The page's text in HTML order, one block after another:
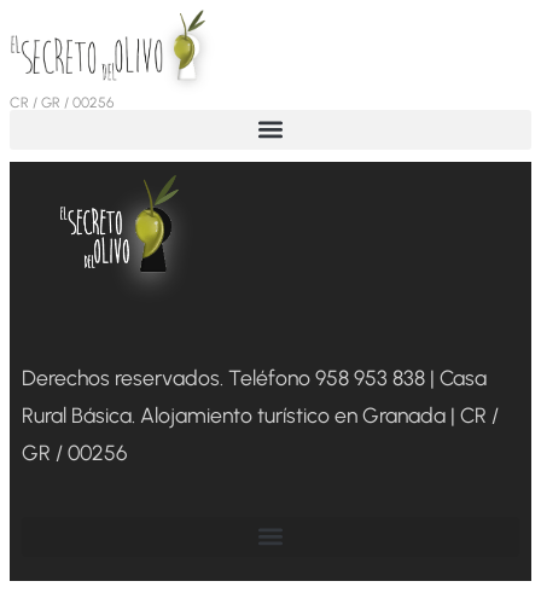
CR / GR / 00256
Derechos reservados. Teléfono 958 953 838 | Casa
Rural Básica. Alojamiento turístico en Granada | CR /
GR / 00256